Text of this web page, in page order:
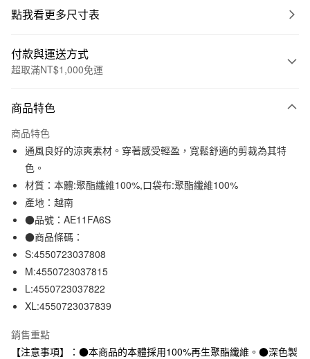
點我看更多尺寸表
付款與運送方式
超取滿NT$1,000免運
信用卡一次付款
信用卡分期付款
3 期 0 利率 每期
合作金庫商業銀行
第一商業銀行
華南商業銀行
上海商業儲蓄銀行
臺灣中小企業銀行
匯豐（台灣）商業銀行
聯邦商業銀行
元大商業銀行
玉山商業銀行
台灣樂天信用卡公司
超商取貨付款
LINE Pay
Apple Pay
街口支付
悠遊付
全家取貨付款
商品特色
商品特色
通風良好的涼爽素材。穿著感受輕盈，寬鬆舒適的剪裁為其特
色。
材質：本體:聚酯纖維100%,口袋布:聚酯纖維100%
產地：越南
●品號：AE11FA6S
●商品條碼：
S:4550723037808
M:4550723037815
L:4550723037822
XL:4550723037839
銷售重點
【注意事項】：●本商品的本體採用100%再生聚酯纖維。●深色製